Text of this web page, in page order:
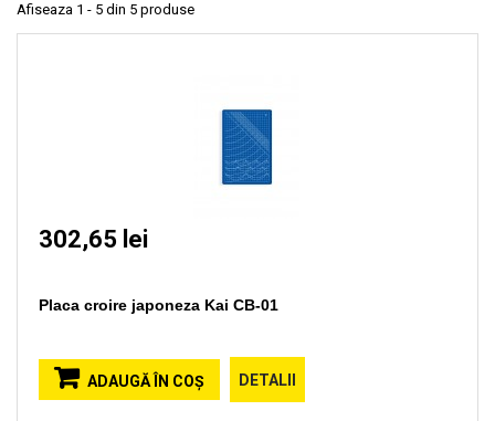
Afiseaza 1 - 5 din 5 produse
302,65 lei
Placa croire japoneza Kai CB-01
ADAUGĂ ÎN COŞ DETALII